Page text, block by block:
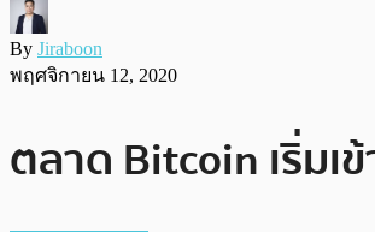
By Jiraboon
พฤศจิกายน 12, 2020
ตลาด Bitcoin เริ่มเ